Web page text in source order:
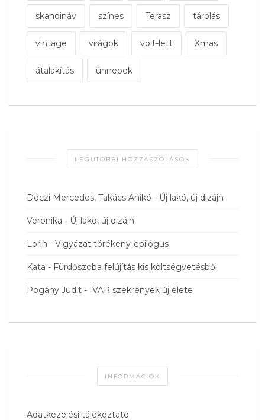
skandináv színes Terasz tárolás
vintage virágok volt-lett Xmas
átalakítás ünnepek
LEGUTÓBBI HOZZÁSZÓLÁSOK
Dóczi Mercedes, Takács Anikó - Új lakó, új dizájn
Veronika - Új lakó, új dizájn
Lorin - Vigyázat törékeny-epilógus
Kata - Fürdőszoba felújítás kis költségvetésből
Pogány Judit - IVAR szekrények új élete
INFORMÁCIÓK
Adatkezelési tájékoztató